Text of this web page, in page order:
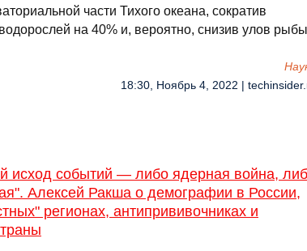
части Тихого океана, сократив
на 40% и, вероятно, снизив улов
18:30, Ноябрь 4, 2022 |
исход событий — либо ядерная война,
Алексей Ракша о демографии в России,
регионах, антипрививочниках и